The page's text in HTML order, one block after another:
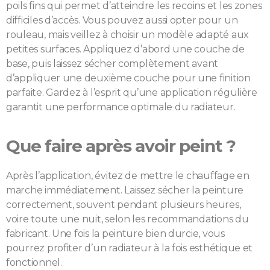
poils fins qui permet d’atteindre les recoins et les zones
difficiles d’accès. Vous pouvez aussi opter pour un
rouleau, mais veillez à choisir un modèle adapté aux
petites surfaces. Appliquez d’abord une couche de
base, puis laissez sécher complètement avant
d’appliquer une deuxième couche pour une finition
parfaite. Gardez à l’esprit qu’une application régulière
garantit une performance optimale du radiateur.
Que faire après avoir peint ?
Après l’application, évitez de mettre le chauffage en
marche immédiatement. Laissez sécher la peinture
correctement, souvent pendant plusieurs heures,
voire toute une nuit, selon les recommandations du
fabricant. Une fois la peinture bien durcie, vous
pourrez profiter d’un radiateur à la fois esthétique et
fonctionnel.